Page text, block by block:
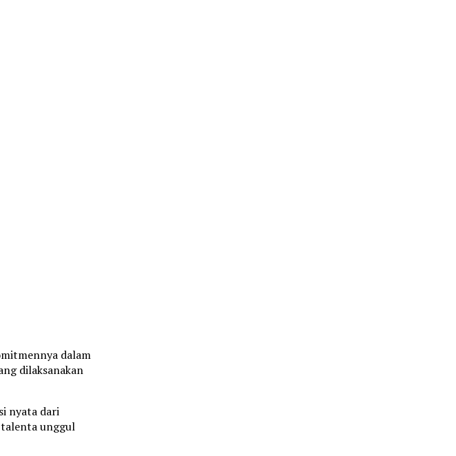
dalam
dilaksanakan
nyata dari
talenta unggul